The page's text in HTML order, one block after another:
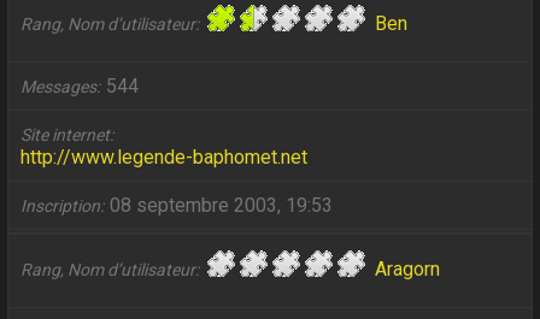
Rang, Nom d’utilisateur Ben
Messages 544
Site internet
http://www.legende-baphomet.net
Inscription 08 septembre 2003, 19:53
Rang, Nom d’utilisateur Aragorn